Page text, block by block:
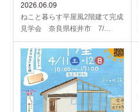
2026.06.09
ねこと暮らす平屋風2階建て完成
見学会 奈良県桜井市 7/…